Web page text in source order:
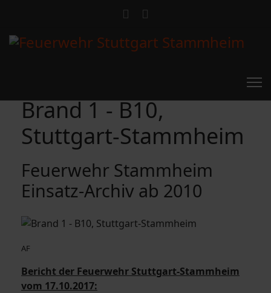
Feuerwehr Stammheim
Einsatz-Archiv ab 2010
Brand 1 - B10,
Stuttgart-Stammheim
AF
Bericht der Feuerwehr Stuttgart-Stammheim
vom 17.10.2017: